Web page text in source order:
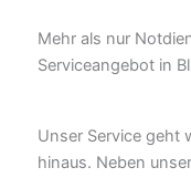
Mehr als nur
Serviceangebot in
Unser Service geht
hinaus. Neben